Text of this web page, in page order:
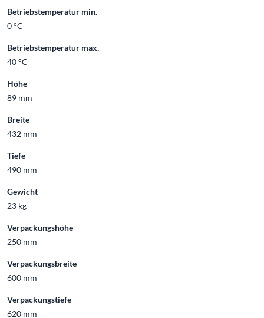
Betriebstemperatur min.
0 °C
Betriebstemperatur max.
40 °C
Höhe
89 mm
Breite
432 mm
Tiefe
490 mm
Gewicht
23 kg
Verpackungshöhe
250 mm
Verpackungsbreite
600 mm
Verpackungstiefe
620 mm